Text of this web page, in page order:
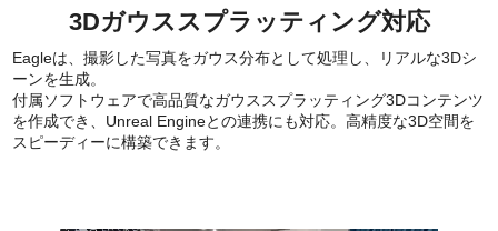
3Dガウススプラッティング対応
Eagleは、撮影した写真をガウス分布として処理し、リアルな3Dシ
ーンを生成。
付属ソフトウェアで高品質なガウススプラッティング3Dコンテンツ
を作成でき、Unreal Engineとの連携にも対応。高精度な3D空間を
スピーディーに構築できます。